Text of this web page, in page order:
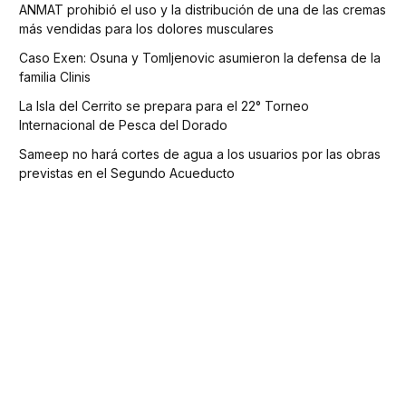
ANMAT prohibió el uso y la distribución de una de las cremas
más vendidas para los dolores musculares
Caso Exen: Osuna y Tomljenovic asumieron la defensa de la
familia Clinis
La Isla del Cerrito se prepara para el 22° Torneo
Internacional de Pesca del Dorado
Sameep no hará cortes de agua a los usuarios por las obras
previstas en el Segundo Acueducto